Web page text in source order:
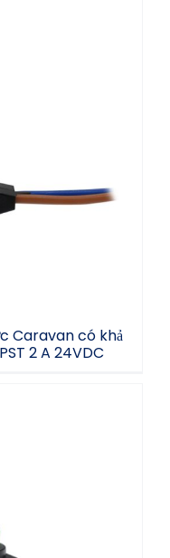
Caravan có
SPST 2 A
Caravan có khả
2 A 24VDC